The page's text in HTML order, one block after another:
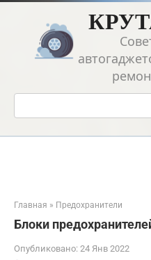
Перейти
контенту
Поиск:
Главная » Предохранители
Блоки
Опубликовано: 24 Янв 2022